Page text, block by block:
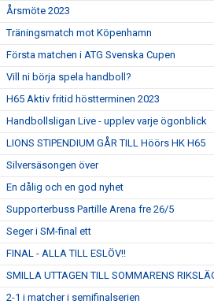
Årsmöte 2023
Träningsmatch mot Köpenhamn
Första matchen i ATG Svenska Cupen
Vill ni börja spela handboll?
H65 Aktiv fritid höstterminen 2023
Handbollsligan Live - upplev varje ögonblick
LIONS STIPENDIUM GÅR TILL Höörs HK H65
Silversäsongen över
En dålig och en god nyhet
Supporterbuss Partille Arena fre 26/5
Seger i SM-final ett
FINAL - ALLA TILL ESLÖV!!
SMILLA UTTAGEN TILL SOMMARENS
2-1 i matcher i semifinalserien